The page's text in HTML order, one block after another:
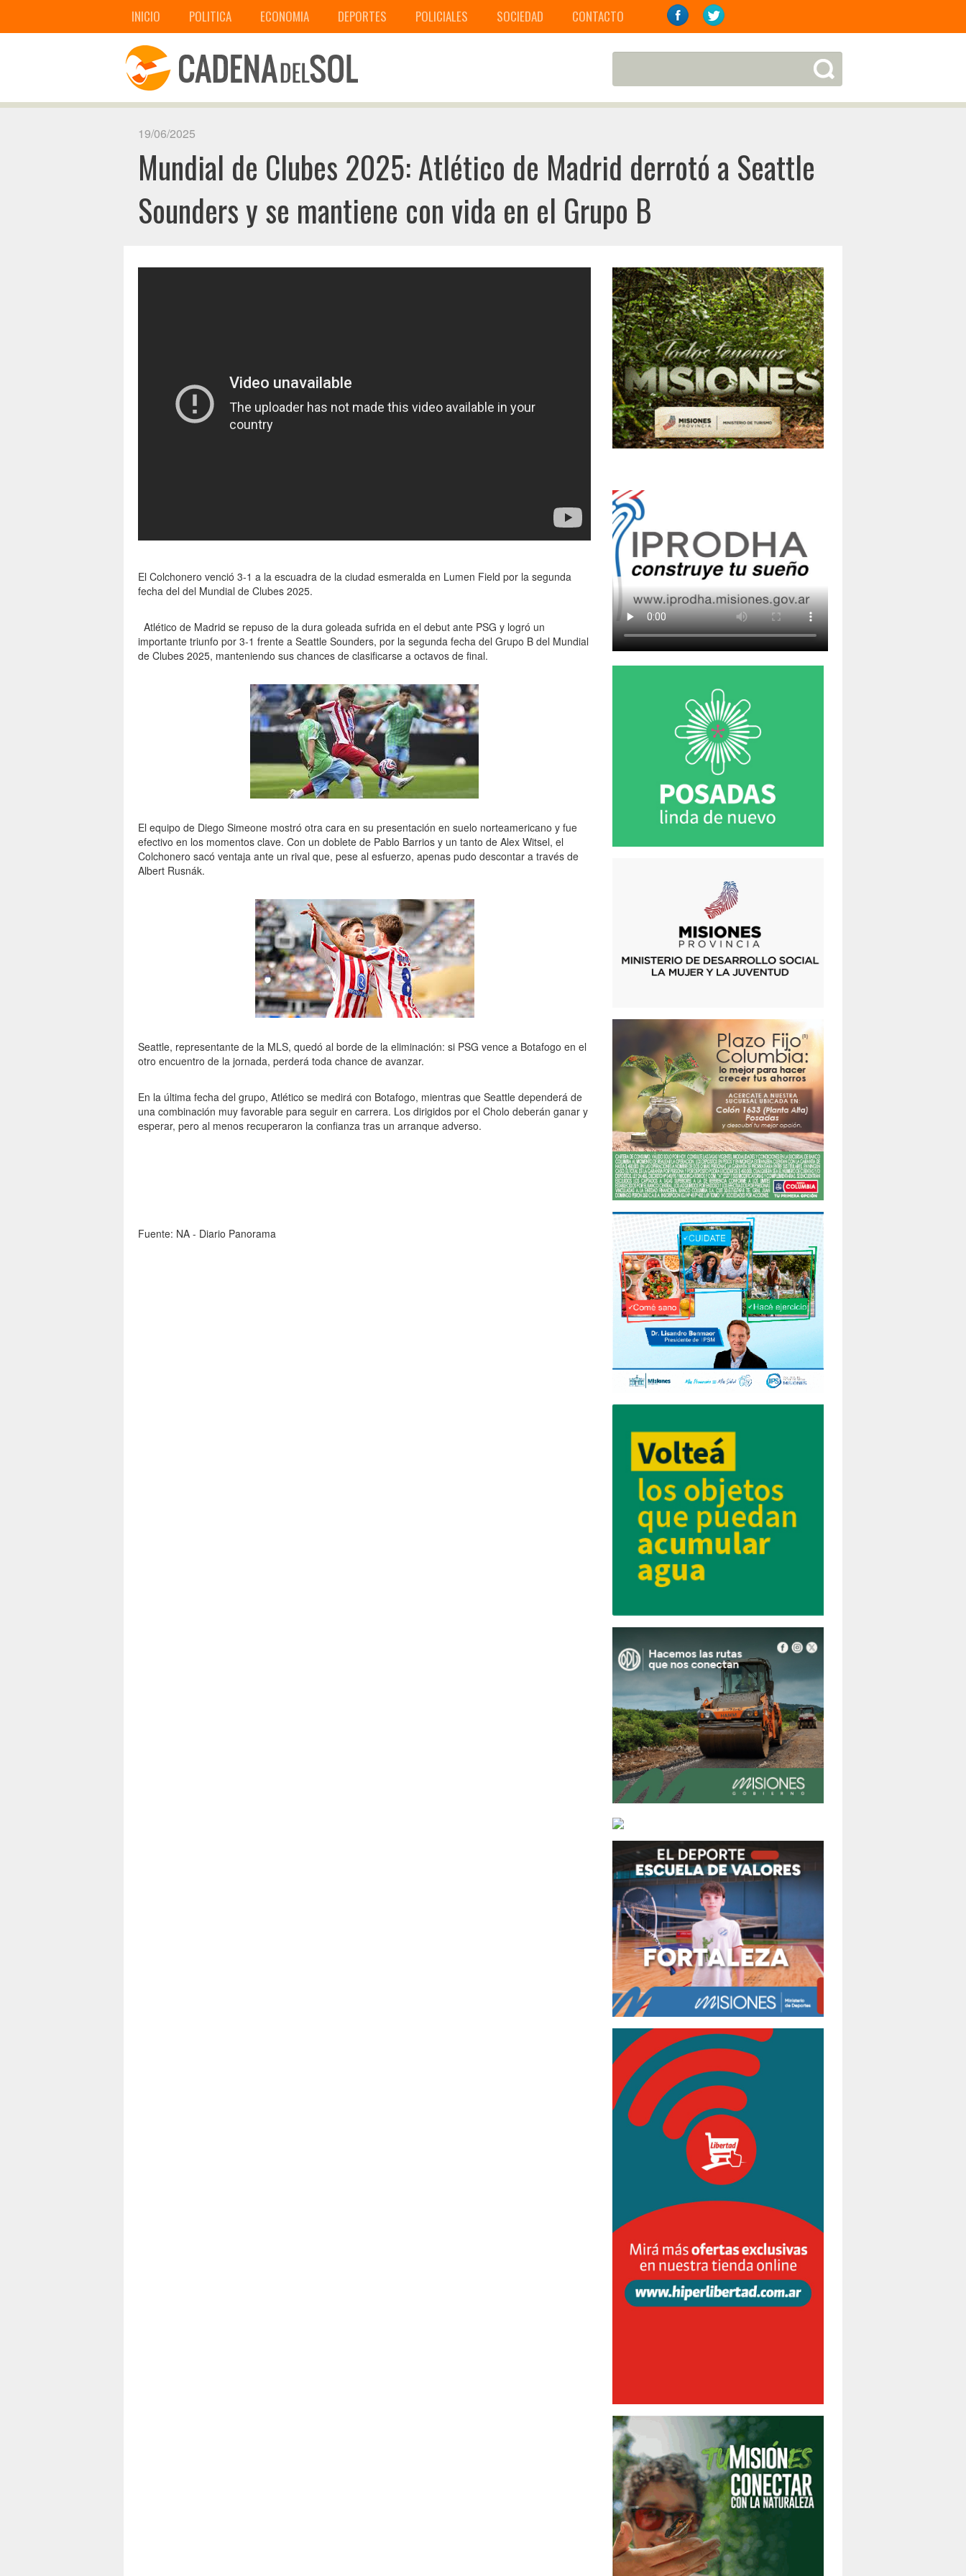
INICIO POLITICA ECONOMIA DEPORTES POLICIALES SOCIEDAD CONTACTO
19/06/2025
Mundial de Clubes 2025: Atlético de Madrid derrotó a Seattle
Sounders y se mantiene con vida en el Grupo B
El Colchonero venció 3-1 a la escuadra de la ciudad esmeralda en Lumen Field por la segunda
fecha del del Mundial de Clubes 2025.
Atlético de Madrid se repuso de la dura goleada sufrida en el debut ante PSG y logró un
importante triunfo por 3-1 frente a Seattle Sounders, por la segunda fecha del Grupo B del Mundial
de Clubes 2025, manteniendo sus chances de clasificarse a octavos de final.
El equipo de Diego Simeone mostró otra cara en su presentación en suelo norteamericano y fue
efectivo en los momentos clave. Con un doblete de Pablo Barrios y un tanto de Alex Witsel, el
Colchonero sacó ventaja ante un rival que, pese al esfuerzo, apenas pudo descontar a través de
Albert Rusnák.
Seattle, representante de la MLS, quedó al borde de la eliminación: si PSG vence a Botafogo en el
otro encuentro de la jornada, perderá toda chance de avanzar.
En la última fecha del grupo, Atlético se medirá con Botafogo, mientras que Seattle dependerá de
una combinación muy favorable para seguir en carrera. Los dirigidos por el Cholo deberán ganar y
esperar, pero al menos recuperaron la confianza tras un arranque adverso.
Fuente: NA - Diario Panorama